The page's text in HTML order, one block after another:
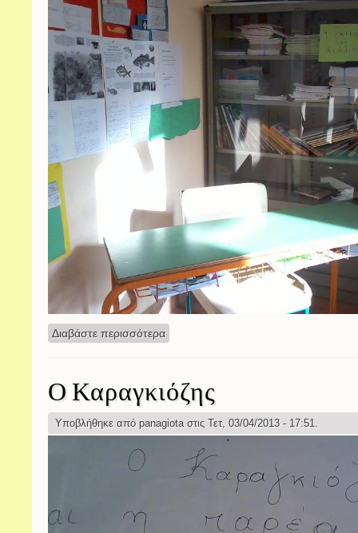
Διαβάστε περισσότερα
Ο Καραγκιόζης
Υποβλήθηκε από panagiotaστις Τετ, 03/04/2013 - 17:51.